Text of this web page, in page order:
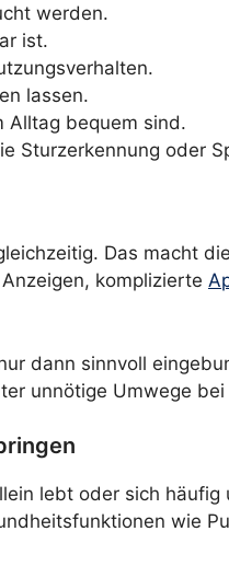
werden.
ist.
lassen.
Alltag bequem sind.
Sturzerkennung oder
Das macht
komplizierte
dann sinnvoll
unnötige Umwege bei
lebt oder sich
wie